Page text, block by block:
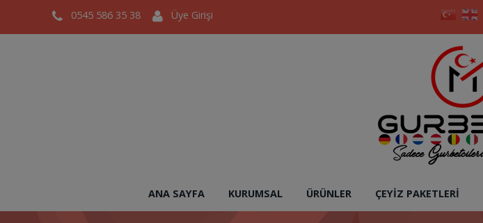
0545 586 35 38 Üye Girişi
ANA SAYFA KURUMSAL ÜRÜNLER ÇEYIZ PAKETLERI